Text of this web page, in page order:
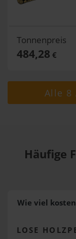
Tonnenpreis
484,28 €
Alle 8
Häufige
Wie viel
LOSE